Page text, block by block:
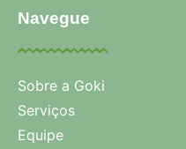
Navegue
Sobre a Goki
Serviços
Equipe